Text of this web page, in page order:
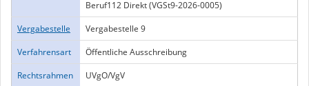
Beruf112 Direkt (VGSt9-2026-0005)
Vergabestelle
Vergabestelle 9
Verfahrensart
Öffentliche Ausschreibung
Rechtsrahmen
UVgO/VgV